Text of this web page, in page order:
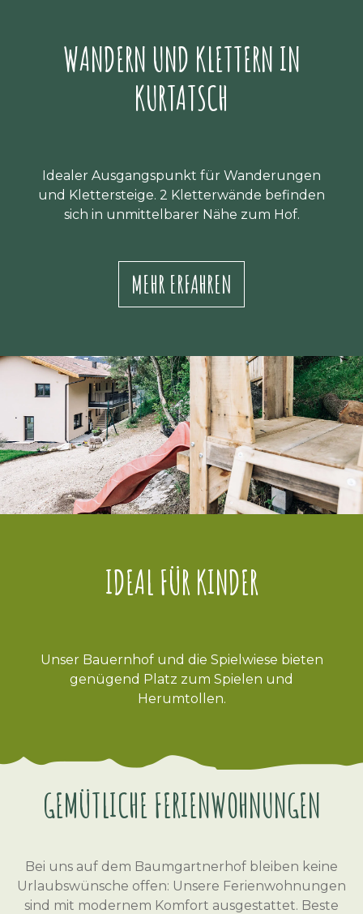
WANDERN UND KLETTERN IN
KURTATSCH
Idealer Ausgangspunkt für Wanderungen
und Klettersteige. 2 Kletterwände befinden
sich in unmittelbarer Nähe zum Hof.
MEHR ERFAHREN
IDEAL FÜR KINDER
Unser Bauernhof und die Spielwiese bieten
genügend Platz zum Spielen und
Herumtollen.
GEMÜTLICHE FERIENWOHNUNGEN
Bei uns auf dem Baumgartnerhof bleiben keine
Urlaubswünsche offen: Unsere Ferienwohnungen
sind mit modernem Komfort ausgestattet. Beste